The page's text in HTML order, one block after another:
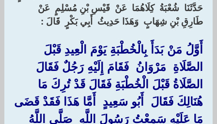
‏حَدَّثَنَا ‏ ‏شُعْبَةُ ‏ ‏كِلَاهُمَا ‏ ‏عَنْ ‏ ‏قَيْسِ بْنِ مُسْلِمٍ ‏ ‏عَنْ ‏
‏طَارِقِ بْنِ شِهَابٍ ‏ ‏وَهَذَا حَدِيثُ ‏ ‏أَبِي بَكْرٍ ‏ ‏قَالَ ‏:‏
‏أَوَّلُ مَنْ بَدَأَ بِالْخُطْبَةِ يَوْمَ الْعِيدِ قَبْلَ
الصَّلَاةِ ‏ ‏مَرْوَانُ ‏ ‏فَقَامَ إِلَيْهِ رَجُلٌ فَقَالَ
الصَّلَاةُ قَبْلَ الْخُطْبَةِ فَقَالَ قَدْ تُرِكَ مَا
هُنَالِكَ فَقَالَ ‏ ‏أَبُو سَعِيدٍ ‏ ‏أَمَّا هَذَا فَقَدْ قَضَى
مَا عَلَيْهِ سَمِعْتُ رَسُولَ اللَّهِ ‏ ‏صَلَّى اللَّهُ